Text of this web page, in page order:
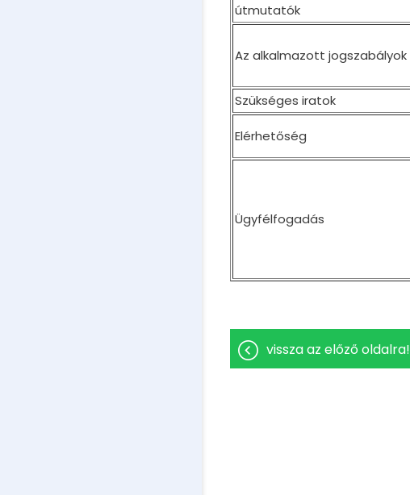
útmutatók
Az alkalmazott jogszabályok
Szükséges iratok
Elérhetőség
Ügyfélfogadás
vissza az előző oldalra!